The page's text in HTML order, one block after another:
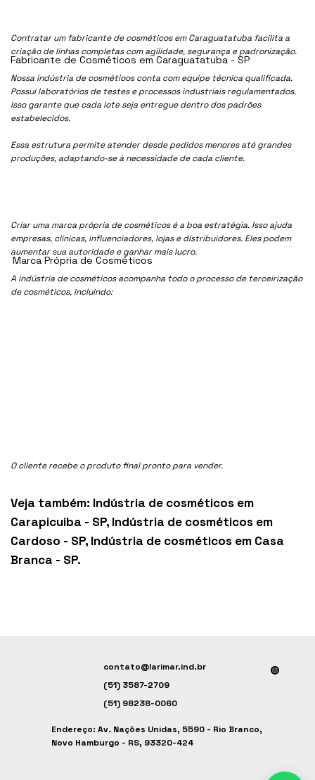
Contratar um fabricante de cosméticos em Caraguatatuba facilita a
criação de linhas completas com agilidade, segurança e padronização.
Nossa indústria de cosmétioos conta com equipe técnica qualificada.
Possui laboratórios de testes e processos industriais regulamentados.
Isso garante que cada lote seja entregue dentro dos padrões
estabelecidos.
Essa estrutura permite atender desde pedidos menores até grandes
produções, adaptando-se à necessidade de cada cliente.
Criar uma marca própria de cosméticos é a boa estratégia. Isso ajuda
empresas, clínicas, influenciadores, lojas e distribuidores. Eles podem
aumentar sua autoridade e ganhar mais lucro.
A indústria de cosméticos acompanha todo o processo de terceirização
de cosméticos, incluindo:
O cliente recebe o produto final pronto para vender.
Veja também: Indústria de cosméticos em
Carapicuiba - SP, Indústria de cosméticos em
Cardoso - SP, Indústria de cosméticos em Casa
Branca - SP.
Fabricante de Cosméticos em Caraguatatuba - SP
Marca Própria de Cosméticos
contato@larimar.ind.br
(51) 3587-2709
(51) 98238-0060
Endereço: Av. Nações Unidas, 5590 - Rio Branco,
Novo Hamburgo - RS, 93320-424